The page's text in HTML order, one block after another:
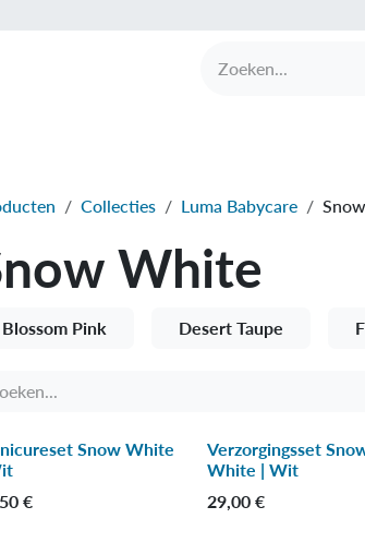
Collecties Luma Babycare
White
Blossom Pink Desert Taupe
Snow White
€
Verzorgingsset
White | Wit
29,00 €